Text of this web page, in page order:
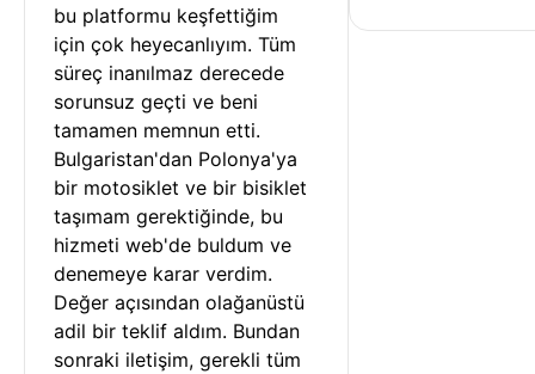
bu platformu keşfettiğim
için çok heyecanlıyım. Tüm
süreç inanılmaz derecede
sorunsuz geçti ve beni
tamamen memnun etti.
Bulgaristan'dan Polonya'ya
bir motosiklet ve bir bisiklet
taşımam gerektiğinde, bu
hizmeti web'de buldum ve
denemeye karar verdim.
Değer açısından olağanüstü
adil bir teklif aldım. Bundan
sonraki iletişim, gerekli tüm